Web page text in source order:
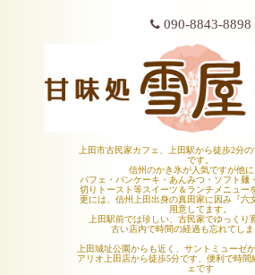
090-8843-8898
上田市古民家カフェ、上田駅から徒歩2分の
です。
信州のかき氷が人気ですが他に
パフェ・パンケーキ・あんみつ・ソフト麺
切りトースト等スイーツ＆ランチメニュー
更には、信州上田出身の真田家に因み『六
用意してます。
上田駅前では珍しい、古民家でゆっくり
古い店内で時間の経過も忘れてしま
上田城址公園からも近く、サントミューゼ
アリオ上田店から徒歩5分です、便利で時間
ェです